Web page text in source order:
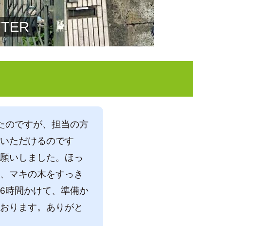
のですが、担当の方
ただけるのです
いしました。ほっ
マキの木をすっき
時間かけて、準備か
ります。ありがと